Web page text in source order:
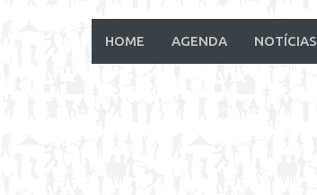
HOME AGENDA NOTÍCIAS